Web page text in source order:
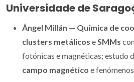
Universidade de
Ángel Millán — Química de
clusters metálicos eSMMs
fotónicas e magnéticas; estudo
campo magnético e